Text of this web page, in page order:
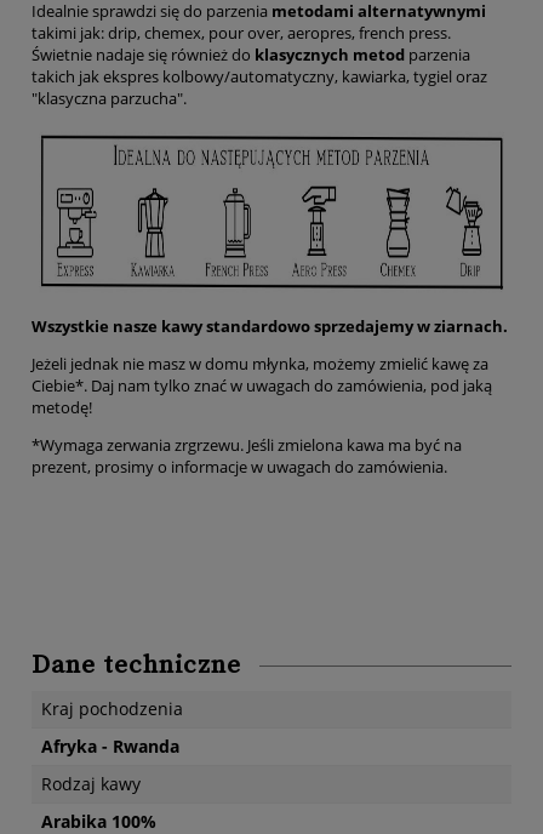
Idealnie sprawdzi się do parzenia metodami alternatywnymi
takimi jak: drip, chemex, pour over, aeropres, french press.
Świetnie nadaje się również do klasycznych metod parzenia
takich jak ekspres kolbowy/automatyczny, kawiarka, tygiel oraz
"klasyczna parzucha".
Wszystkie nasze kawy standardowo sprzedajemy w ziarnach.
Jeżeli jednak nie masz w domu młynka, możemy zmielić kawę za
Ciebie*. Daj nam tylko znać w uwagach do zamówienia, pod jaką
metodę!
*Wymaga zerwania zrgrzewu. Jeśli zmielona kawa ma być na
prezent, prosimy o informacje w uwagach do zamówienia.
Dane techniczne
Kraj pochodzenia
Afryka - Rwanda
Rodzaj kawy
Arabika 100%